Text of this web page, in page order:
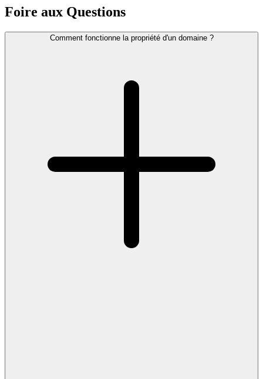
Foire aux Questions
Comment fonctionne la propriété d'un domaine ?